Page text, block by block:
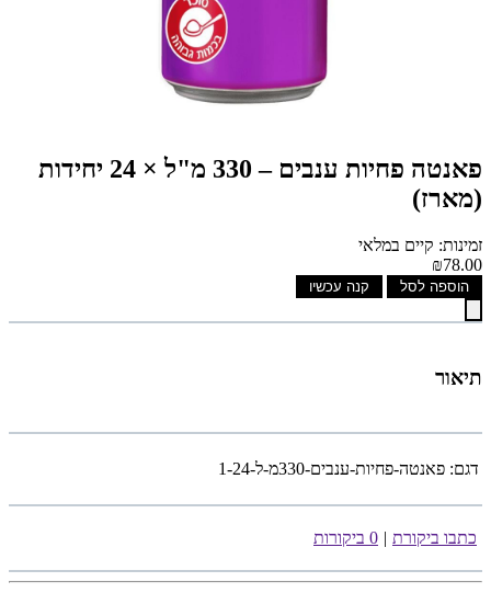
פאנטה פחיות ענבים – 330 מ"ל × 24 יחידות
(מארז)
זמינות: קיים במלאי
₪78.00
הוספה לסל קנה עכשיו
תיאור
דגם: פאנטה-פחיות-ענבים-330מ-ל-1-24
כתבו ביקורת | 0 ביקורות